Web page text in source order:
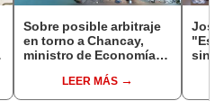
Sobre posible arbitraje
en torno a Chancay,
ministro de Economía
acuerdoLEER MÁS
José
"Es
sin